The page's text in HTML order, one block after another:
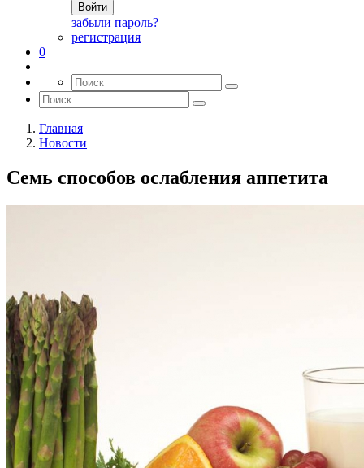
Войти
забыли пароль?
регистрация
0
Главная
Новости
Семь способов ослабления аппетита